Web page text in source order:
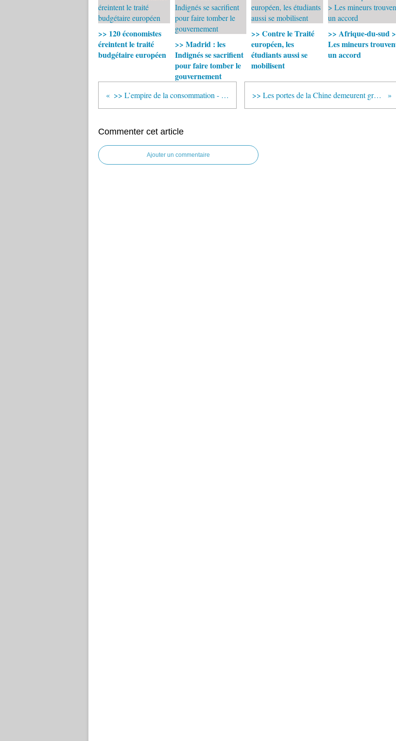
>> 120 économistes
éreintent le traité
budgétaire européen
>> Madrid : les
Indignés se sacrifient
pour faire tomber le
gouvernement
>> Contre le Traité
européen, les
étudiants aussi se
mobilisent
>> Afrique-du-sud >
Les mineurs
un accord
>> L’empire de la consommation - Eduardo GALEANO >> Les portes de la Chine demeurent grandes ouvertes au monde
Commenter cet article
Ajouter un commentaire